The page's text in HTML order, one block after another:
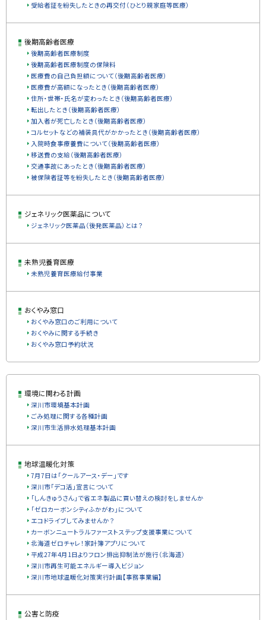
受給者証を紛失したときの再交付（ひとり親家庭等医療）
後期高齢者医療
後期高齢者医療制度
後期高齢者医療制度の保険料
医療費の自己負担額について（後期高齢者医療）
医療費が高額になったとき（後期高齢者医療）
住所・世帯・氏名が変わったとき（後期高齢者医療）
転出したとき（後期高齢者医療）
加入者が死亡したとき（後期高齢者医療）
コルセットなどの補装具代がかかったとき（後期高齢者医療）
入院時食事療養費について（後期高齢者医療）
移送費の支給（後期高齢者医療）
交通事故にあったとき（後期高齢者医療）
被保険者証等を紛失したとき（後期高齢者医療）
ジェネリック医薬品について
ジェネリック医薬品（後発医薬品）とは？
未熟児養育医療
未熟児養育医療給付事業
おくやみ窓口
おくやみ窓口のご利用について
おくやみに関する手続き
おくやみ窓口予約状況
環境に関わる計画
深川市環境基本計画
ごみ処理に関する各種計画
深川市生活排水処理基本計画
地球温暖化対策
7月7日は「クールアース・デー」です
深川市「デコ活」宣言について
「しんきゅうさん」で省エネ製品に買い替えの検討をしませんか
「ゼロカーボンシティふかがわ」について
エコドライブしてみませんか？
カーボンニュートラルファーストステップ支援事業について
北海道ゼロチャレ！家計簿アプリについて
平成27年4月1日よりフロン排出抑制法が施行（北海道）
深川市再生可能エネルギー導入ビジョン
深川市地球温暖化対策実行計画【事務事業編】
公害と防疫